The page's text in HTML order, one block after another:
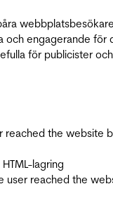
och engagerande för
för publicister och
reached the website
lagring
user reached the